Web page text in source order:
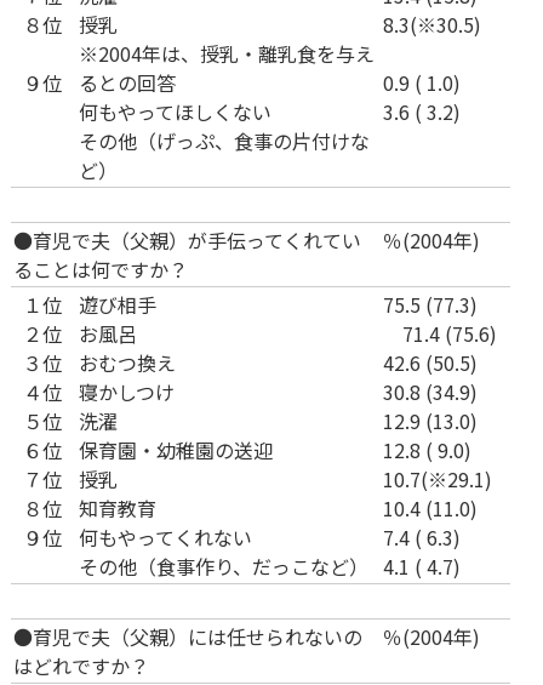
８位
９位
授乳
※2004年は、授乳・離乳食を与え
るとの回答
何もやってほしくない
その他（げっぷ、食事の片付けな
ど）
8.3(※30.5)
0.9 ( 1.0)
3.6 ( 3.2)
●育児で夫（父親）が手伝ってくれてい
ることは何ですか？
％(2004年)
１位
２位
３位
４位
５位
６位
７位
８位
９位
遊び相手
お風呂
おむつ換え
寝かしつけ
洗濯
保育園・幼稚園の送迎
授乳
知育教育
何もやってくれない
その他（食事作り、だっこなど）
75.5 (77.3)
71.4 (75.6)
42.6 (50.5)
30.8 (34.9)
12.9 (13.0)
12.8 ( 9.0)
10.7(※29.1)
10.4 (11.0)
7.4 ( 6.3)
4.1 ( 4.7)
●育児で夫（父親）には任せられないの
はどれですか？
％(2004年)